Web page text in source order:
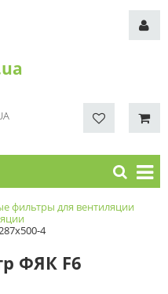
фильтры для вентиляции
4
ФЯК F6